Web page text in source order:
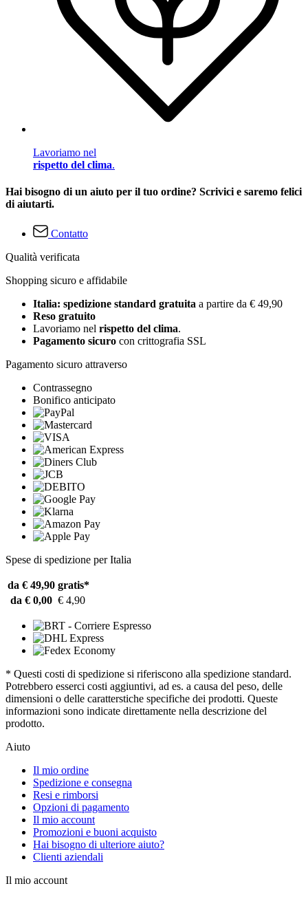
Lavoriamo nel
rispetto del clima.
Hai bisogno di un aiuto per il tuo ordine? Scrivici e saremo felici
di aiutarti.
Contatto
Qualità verificata
Shopping sicuro e affidabile
Italia: spedizione standard gratuita a partire da € 49,90
Reso gratuito
Lavoriamo nel rispetto del clima.
Pagamento sicuro con crittografia SSL
Pagamento sicuro attraverso
Contrassegno
Bonifico anticipato
Spese di spedizione per Italia
da € 49,90 gratis*
da € 0,00 € 4,90
* Questi costi di spedizione si riferiscono alla spedizione standard.
Potrebbero esserci costi aggiuntivi, ad es. a causa del peso, delle
dimensioni o delle caratterstiche specifiche dei prodotti. Queste
informazioni sono indicate direttamente nella descrizione del
prodotto.
Aiuto
Il mio ordine
Spedizione e consegna
Resi e rimborsi
Opzioni di pagamento
Il mio account
Promozioni e buoni acquisto
Hai bisogno di ulteriore aiuto?
Clienti aziendali
Il mio account